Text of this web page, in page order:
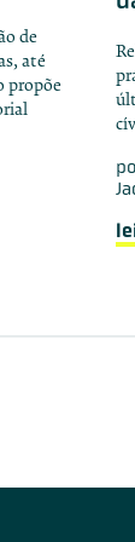
de
até
propõe